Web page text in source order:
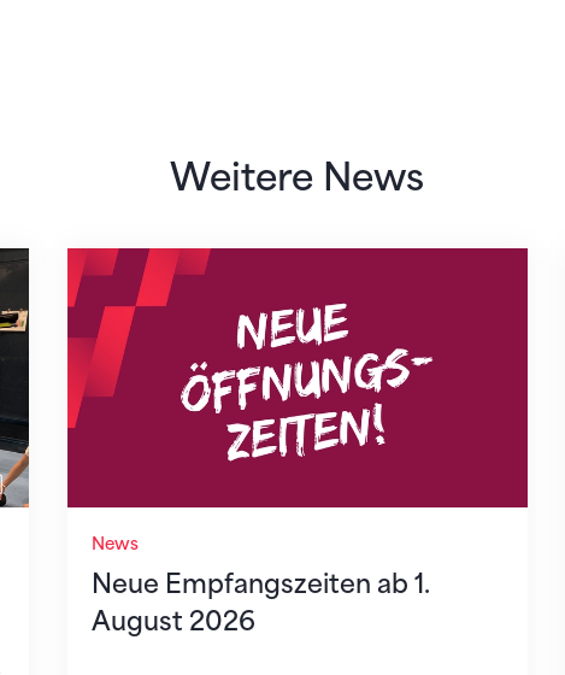
Weitere News
News
Neue Empfangszeiten ab 1.
August 2026
Neue Empfangszeiten ab 1. August 2026